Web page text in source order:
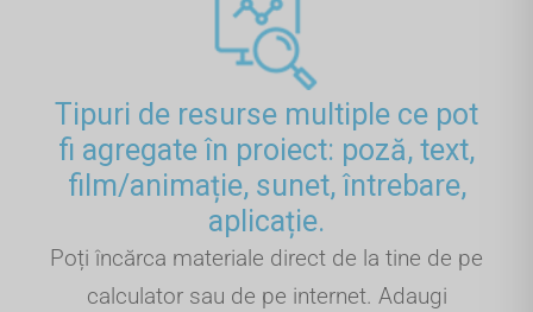
Tipuri de resurse multiple ce pot
fi agregate în proiect: poză, text,
film/animație, sunet, întrebare,
aplicație.
Poți încărca materiale direct de la tine de pe
calculator sau de pe internet. Adaugi